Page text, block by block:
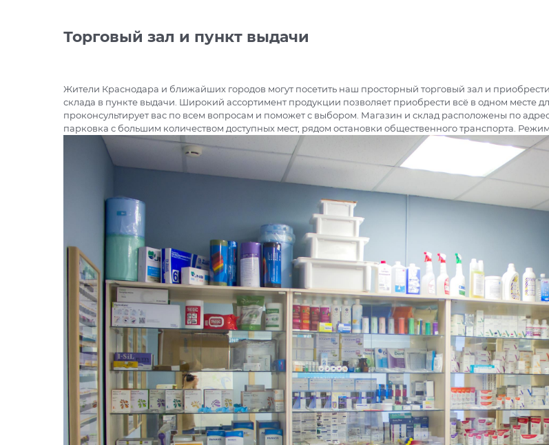
Торговый зал и пункт выдачи
Жители Краснодара и ближайших городов могут посетить наш просторный торговый зал и
склада в пункте выдачи. Широкий ассортимент продукции позволяет приобрести всё в одном месте
проконсультирует вас по всем вопросам и поможет с выбором. Магазин и склад расположены по
парковка с большим количеством доступных мест, рядом остановки общественного транспорта.